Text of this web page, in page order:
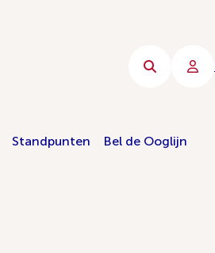
Standpunten Bel de Ooglijn